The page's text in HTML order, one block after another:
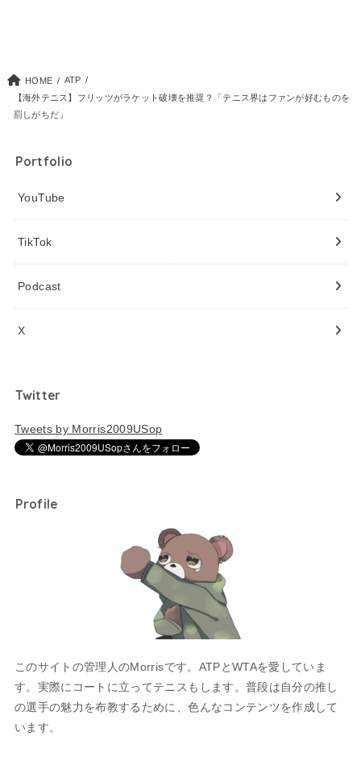
HOME
ATP
【海外テニス】フリッツがラケット破壊を推奨？「テニス界はファンが好むものを
罰しがちだ」
Portfolio
YouTube
TikTok
Podcast
X
Twitter
Tweets by Morris2009USop
Profile
このサイトの管理人のMorrisです。ATPとWTAを愛していま
す。実際にコートに立ってテニスもします。普段は自分の推し
の選手の魅力を布教するために、色んなコンテンツを作成して
います。